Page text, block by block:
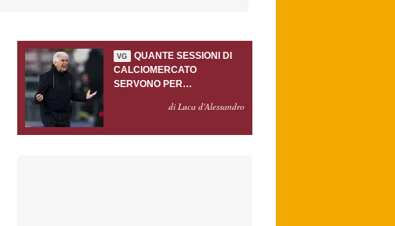
VG
QUANTE SESSIONI DI
CALCIOMERCATO
SERVONO PER
GASPERINI?di Luca d'Alessandro